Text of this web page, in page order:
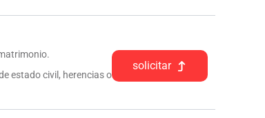
estado civil, herencias o
solicitar